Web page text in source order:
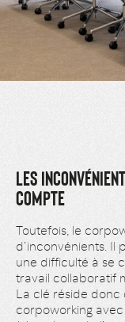
LES
COMPTE
Toutefois, le
d’inconvénients. Il
une difficulté à se
travail collaboratif
La clé réside donc
corpoworking